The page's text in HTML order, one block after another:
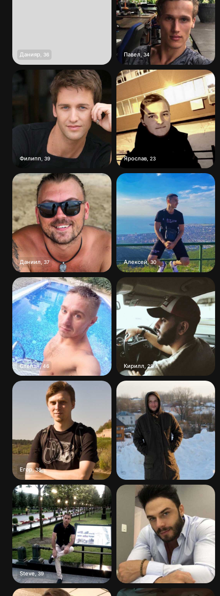
Данияр 36 Павел 34
Филипп 39 Ярослав, 23
Даниил 37 Алексей,30
Степан,46 Кирилл 28
Егор,38
Steve,39